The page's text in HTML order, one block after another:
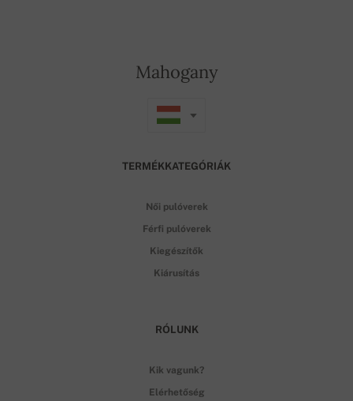
Mahogany
TERMÉKKATEGÓRIÁK
Női pulóverek
Férfi pulóverek
Kiegészítők
Kiárusítás
RÓLUNK
Kik vagunk?
Elérhetőség